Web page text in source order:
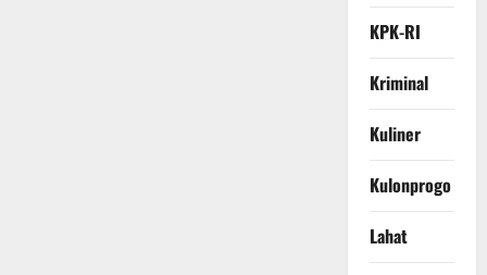
KPK-RI
Kriminal
Kuliner
Kulonprogo
Lahat